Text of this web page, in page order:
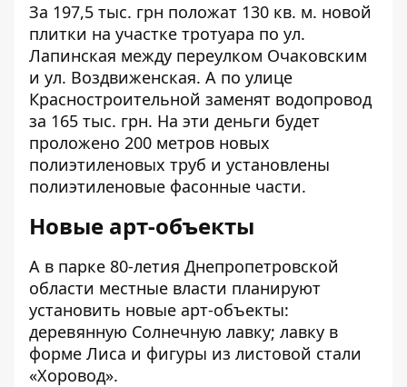
За 197,5 тыс. грн положат 130 кв. м. новой
плитки на участке тротуара по ул.
Лапинская между переулком Очаковским
и ул. Воздвиженская. А по улице
Красностроительной заменят водопровод
за 165 тыс. грн. На эти деньги будет
проложено 200 метров новых
полиэтиленовых труб и установлены
полиэтиленовые фасонные части.
Новые арт-объекты
А в парке 80-летия Днепропетровской
области местные власти планируют
установить новые арт-объекты:
деревянную Солнечную лавку; лавку в
форме Лиса и фигуры из листовой стали
«Хоровод».